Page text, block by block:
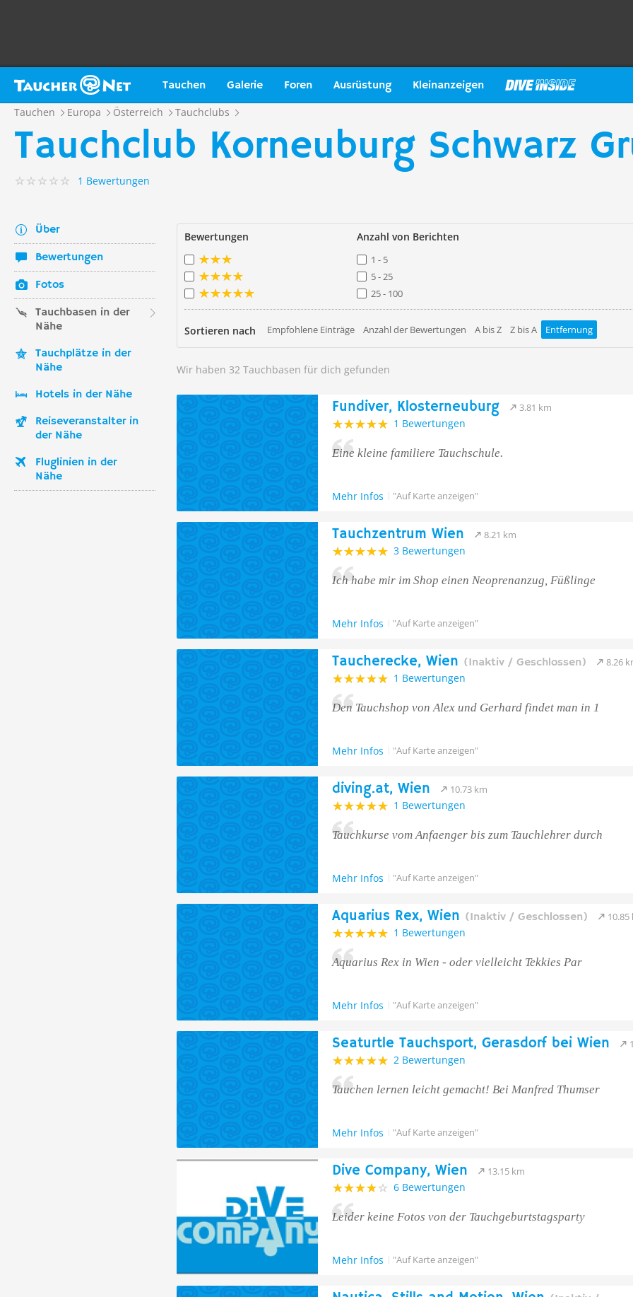
Tauchen Galerie Foren Ausrüstung Kleinanzeigen
Tauchen Europa Österreich Tauchclubs
Tauchclub Korneuburg Schwarz
1 Bewertungen
Über
Bewertungen
Fotos
Tauchbasen in der
Nähe
Tauchplätze in der
Nähe
Hotels in der Nähe
Reiseveranstalter in
der Nähe
Fluglinien in der
Nähe
Bewertungen Anzahl von Berichten
1 - 5
5 - 25
25 - 100
Sortieren nach Empfohlene Einträge Anzahl der Bewertungen A bis Z Z bis A Entfernung
Wir haben 32 Tauchbasen für dich gefunden
Fundiver, Klosterneuburg 3.81 km
1 Bewertungen
Eine kleine familiere Tauchschule.
Mehr Infos "Auf Karte anzeigen"
Tauchzentrum Wien 8.21 km
3 Bewertungen
Ich habe mir im Shop einen Neoprenanzug, Füßlinge
Mehr Infos "Auf Karte anzeigen"
Taucherecke, Wien (Inaktiv / Geschlossen) 8.26
1 Bewertungen
Den Tauchshop von Alex und Gerhard findet man in 1
Mehr Infos "Auf Karte anzeigen"
diving.at, Wien 10.73 km
1 Bewertungen
Tauchkurse vom Anfaenger bis zum Tauchlehrer durch
Mehr Infos "Auf Karte anzeigen"
Aquarius Rex, Wien (Inaktiv / Geschlossen) 10.85
1 Bewertungen
Aquarius Rex in Wien - oder vielleicht Tekkies Par
Mehr Infos "Auf Karte anzeigen"
Seaturtle Tauchsport, Gerasdorf bei Wien
2 Bewertungen
Tauchen lernen leicht gemacht! Bei Manfred Thumser
Mehr Infos "Auf Karte anzeigen"
Dive Company, Wien 13.15 km
6 Bewertungen
Leider keine Fotos von der Tauchgeburtstagsparty
Mehr Infos "Auf Karte anzeigen"